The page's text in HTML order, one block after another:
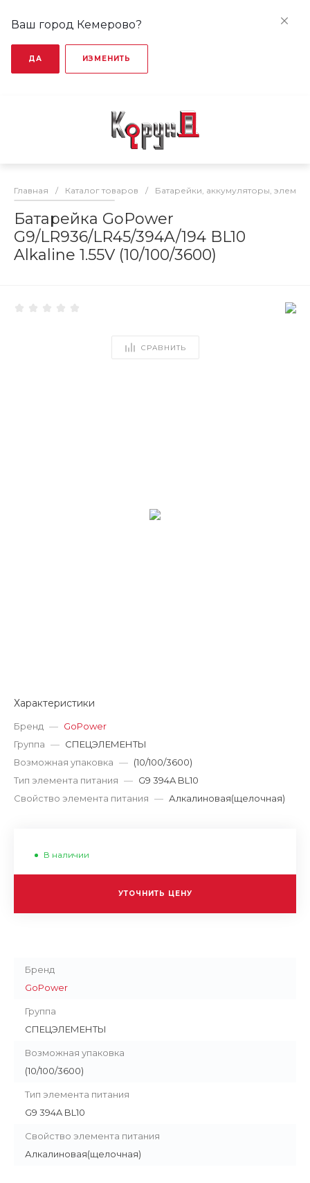
Ваш город Кемерово?
ДА ИЗМЕНИТЬ
Главная / Каталог товаров / Батарейки, аккумуляторы,
Батарейка GoPower
G9/LR936/LR45/394A/194 BL10
Alkaline 1.55V (10/100/3600)
СРАВНИТЬ
Характеристики
Бренд — GoPower
Группа — СПЕЦЭЛЕМЕНТЫ
Возможная упаковка — (10/100/3600)
Тип элемента питания — G9 394A BL10
Свойство элемента питания — Алкалиновая(щелочная)
В наличии
УТОЧНИТЬ ЦЕНУ
Бренд
GoPower
Группа
СПЕЦЭЛЕМЕНТЫ
Возможная упаковка
(10/100/3600)
Тип элемента питания
G9 394A BL10
Свойство элемента питания
Алкалиновая(щелочная)